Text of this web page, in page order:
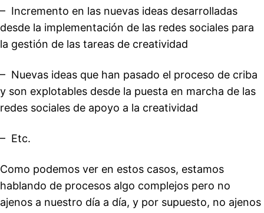
– Incremento en las nuevas ideas desarrolladas
desde la implementación de las redes sociales para
la gestión de las tareas de creatividad
– Nuevas ideas que han pasado el proceso de criba
y son explotables desde la puesta en marcha de las
redes sociales de apoyo a la creatividad
– Etc.
Como podemos ver en estos casos, estamos
hablando de procesos algo complejos pero no
ajenos a nuestro día a día, y por supuesto, no ajenos